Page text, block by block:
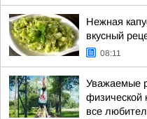
Нежная
вкусный
08:11
Уважаемые
физической
все